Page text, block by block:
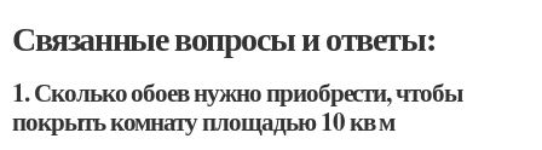
Связанные вопросы и ответы:
1. Сколько обоев нужно приобрести, чтобы
покрыть комнату площадью 10 кв м